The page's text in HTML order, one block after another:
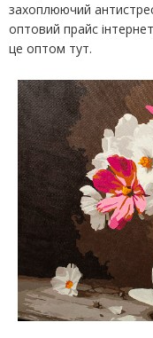
захоплюючий
оптовий прайс
це оптом тут.